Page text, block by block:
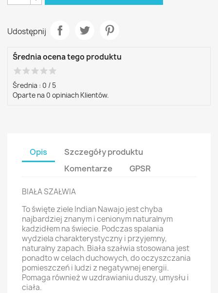
Udostępnij
Średnia ocena tego produktu
star star star star star
Średnia : 0 / 5
Oparte na 0 opiniach Klientów.
Opis
Szczegóły produktu
Komentarze
GPSR
BIAŁA SZAŁWIA
To święte ziele Indian Nawajo jest chyba
najbardziej znanym i cenionym naturalnym
kadzidłem na świecie. Podczas spalania
wydziela charakterystyczny i przyjemny,
naturalny zapach. Biała szałwia stosowana jest
ponadto w celach duchowych, do oczyszczania
pomieszczeń i ludzi z negatywnej energii.
Pomaga również w uzdrawianiu duszy, umysłu i
ciała.